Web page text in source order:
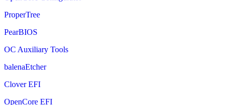
ProperTree
PearBIOS
OC Auxiliary Tools
balenaEtcher
Clover EFI
OpenCore EFI